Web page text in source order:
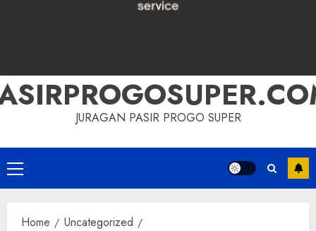
JURAGAN PASIR PROGO SUPER
Primary
Menu
Home
Uncategorized